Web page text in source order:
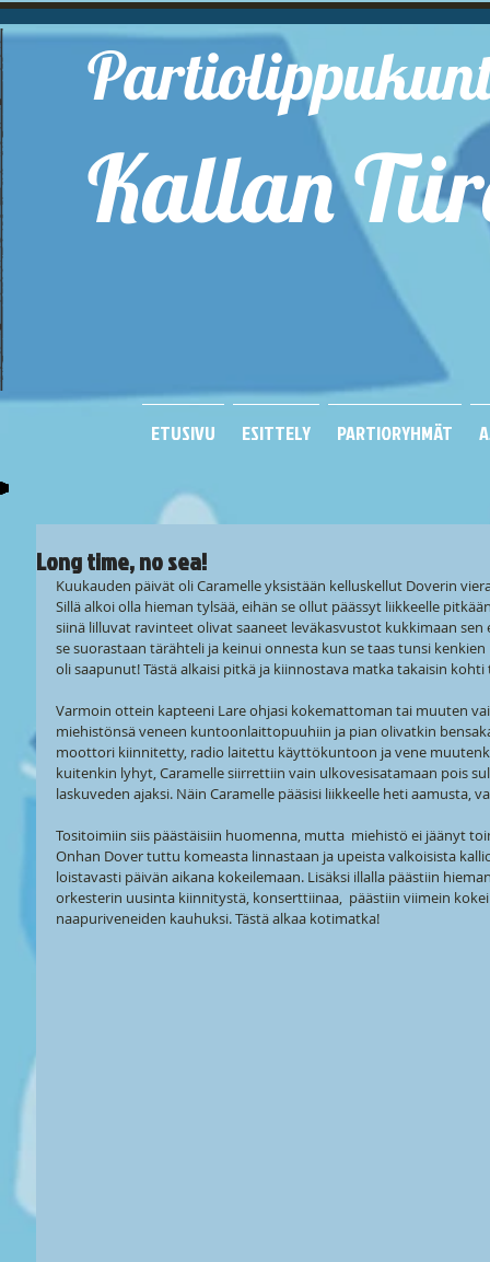
Kallan
ETUSIVU ESITTELY PARTIORYHMÄT
Long time, no sea!
Kuukauden päivät oli Caramelle yksistään kelluskellut Doverin
Sillä alkoi olla hieman tylsää, eihän se ollut päässyt liikkeelle
siinä lilluvat ravinteet olivat saaneet leväkasvustot kukkimaan
se suorastaan tärähteli ja keinui onnesta kun se taas tunsi
oli saapunut! Tästä alkaisi pitkä ja kiinnostava matka takaisin
Varmoin ottein kapteeni Lare ohjasi kokemattoman tai muuten
miehistönsä veneen kuntoonlaittopuuhiin ja pian olivatkin
moottori kiinnitetty, radio laitettu käyttökuntoon ja vene
kuitenkin lyhyt, Caramelle siirrettiin vain ulkovesisatamaan pois
laskuveden ajaksi. Näin Caramelle pääsisi liikkeelle heti aamusta,
Tositoimiin siis päästäisiin huomenna, mutta  miehistö ei jäänyt
Onhan Dover tuttu komeasta linnastaan ja upeista valkoisista
loistavasti päivän aikana kokeilemaan. Lisäksi illalla päästiin
orkesterin uusinta kiinnitystä, konserttiinaa,  päästiin viimein
naapuriveneiden kauhuksi. Tästä alkaa kotimatka!